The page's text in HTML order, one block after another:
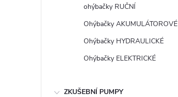
ohýbačky RUČNÍ
Ohýbačky AKUMULÁTOROVÉ
Ohýbačky HYDRAULICKÉ
Ohýbačky ELEKTRICKÉ
ZKUŠEBNÍ PUMPY